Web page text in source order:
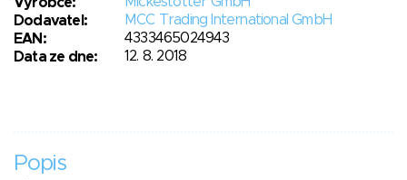
Výrobce:
Dodavatel:
MCC Trading International GmbH
EAN:
4333465024943
Data ze dne:
12. 8. 2018
Popis